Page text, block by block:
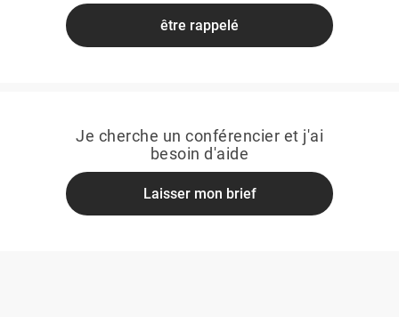
être rappelé
Je cherche un conférencier et j'ai
besoin d'aide
Laisser mon brief